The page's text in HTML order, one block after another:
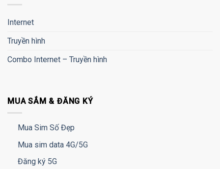
Internet
Truyền hình
Combo Internet – Truyền hình
MUA SẮM & ĐĂNG KÝ
Mua Sim Số Đẹp
Mua sim data 4G/5G
Đăng ký 5G